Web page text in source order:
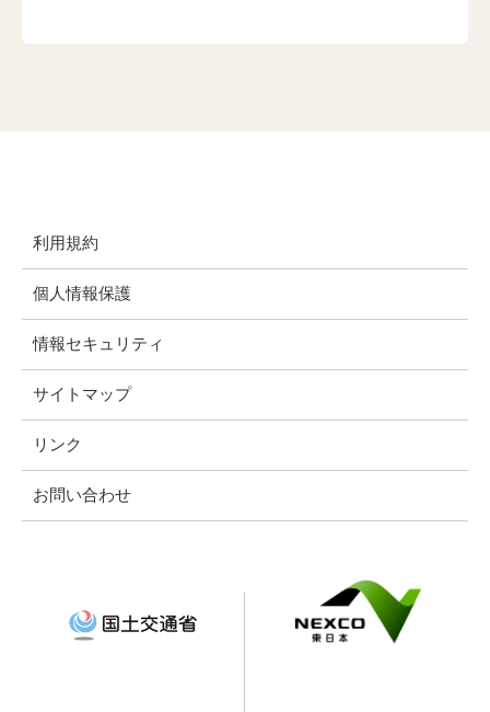
利用規約
個人情報保護
情報セキュリティ
サイトマップ
リンク
お問い合わせ